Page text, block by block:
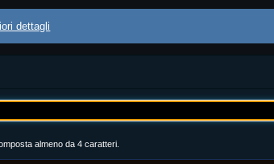
dettagli
almeno da 4 caratteri.